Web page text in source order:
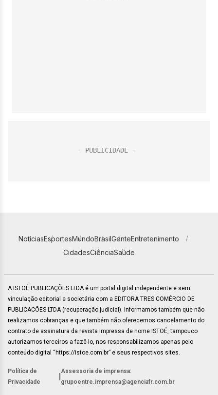
NotíciasEsportesMundoBrasilGenteEntretenimento
CidadesCiênciaSaúde
A ISTOÉ PUBLICAÇÕES LTDA é um portal digital independente e sem
vinculação editorial e societária com a EDITORA TRES COMÉRCIO DE
PUBLICACÕES LTDA (recuperação judicial). Informamos também que não
realizamos cobranças e que também não oferecemos cancelamento do
contrato de assinatura da revista impressa de nome ISTOÉ, tampouco
autorizamos terceiros a fazê-lo, nos responsabilizamos apenas pelo
conteúdo digital “https://istoe.com.br” e seus respectivos sites.
Política de
Privacidade
Assessoria de imprensa:
grupoentre.imprensa@agenciafr.com.br